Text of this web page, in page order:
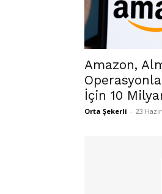
Amazon,
İçin 10
Orta Şekerli - 23